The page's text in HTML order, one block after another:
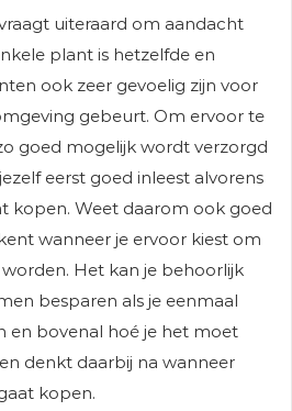
uiteraard om aandacht
plant is hetzelfde en
ook zeer gevoelig zijn voor
gebeurt. Om ervoor te
goed mogelijk wordt verzorgd
eerst goed inleest alvorens
kopen. Weet daarom ook goed
wanneer je ervoor kiest om
Het kan je behoorlijk
besparen als je eenmaal
en bovenal hoé je het moet
denkt daarbij na wanneer
kopen.